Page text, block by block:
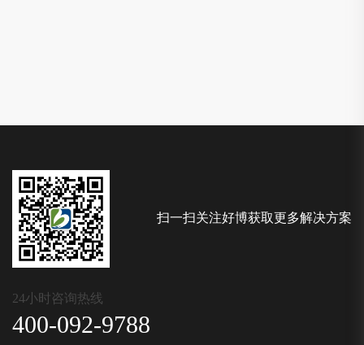
扫一扫关注好博获取更多解决方案
24小时咨询热线
400-092-9788